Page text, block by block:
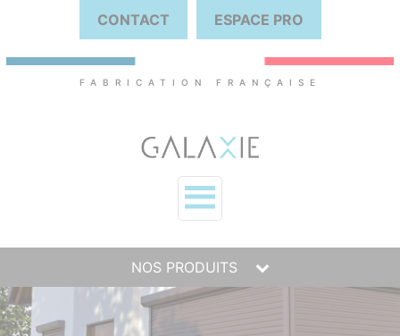
CONTACT ESPACE PRO
FABRICATION FRANÇAISE
NOS PRODUITS